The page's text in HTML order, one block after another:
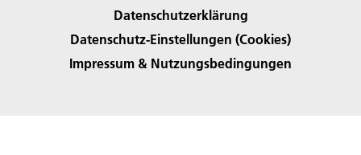
Datenschutzerklärung
Datenschutz-Einstellungen (Cookies)
Impressum & Nutzungsbedingungen